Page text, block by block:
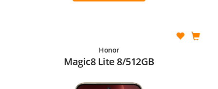
Honor
Magic8 Lite 8/512GB